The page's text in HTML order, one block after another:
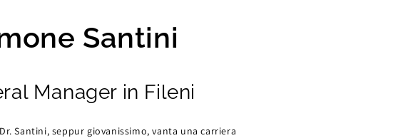
Santini
Manager in Fileni
Santini, seppur giovanissimo, vanta una carriera